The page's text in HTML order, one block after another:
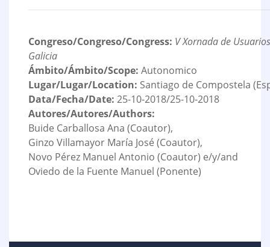
Congreso/Congreso/Congress: V Xornada de
Galicia
Ámbito/Ámbito/Scope: Autonomico
Lugar/Lugar/Location: Santiago de Compostela
Data/Fecha/Date: 25-10-2018/25-10-2018
Autores/Autores/Authors:
Buide Carballosa Ana (Coautor),
Ginzo Villamayor María José (Coautor),
Novo Pérez Manuel Antonio (Coautor) e/y/and
Oviedo de la Fuente Manuel (Ponente)